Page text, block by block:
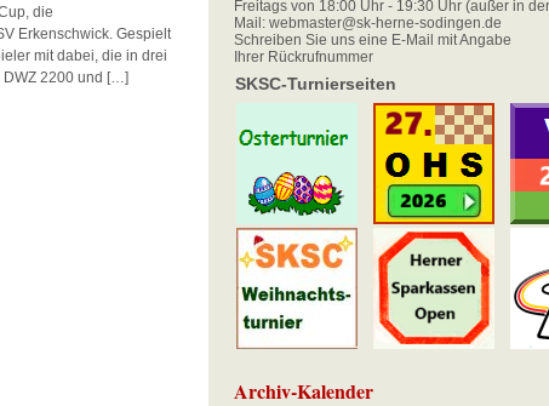
die
Erkenschwick. Gespielt
mit dabei, die in drei
DWZ 2200 und […]
Freitags von 18:00 Uhr - 19:30 Uhr (außer in
Mail: webmaster@sk-herne-sodingen.de
Schreiben Sie uns eine E-Mail mit Angabe
Ihrer Rückrufnummer
SKSC-Turnierseiten
Archiv-Kalender